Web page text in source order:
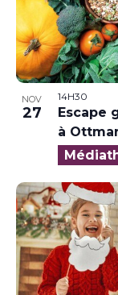
NOV
27
14H30
Escape
à